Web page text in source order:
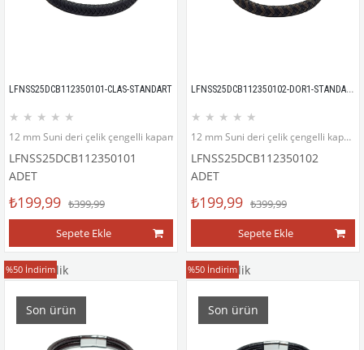
LFNSS25DCB112350101-CLAS-STANDART
★ ★ ★ ★ ★
12 mm Suni deri çelik çengelli kapama bileklik
LFNSS25DCB112350101
ADET
₺199,99 ₺399,99
Sepete Ekle
LFNSS25DCB112350102-DOR1-STANDART
★ ★ ★ ★ ★
12 mm Suni deri çelik çengelli kapama bileklik
LFNSS25DCB112350102
ADET
₺199,99 ₺399,99
Sepete Ekle
Deri Bileklik
%50 İndirim
Son ürün
Deri Bileklik
%50 İndirim
Son ürün